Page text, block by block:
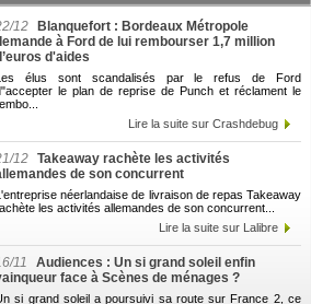
12
Blanquefort : Bordeaux Métropole
à Ford de lui rembourser 1,7 million
d'aides
élus sont scandalisés par le refus de Ford
le plan de reprise de Punch et réclament le
Lire la suite sur Crashdebug
12 Takeaway rachète les activités
de son concurrent
néerlandaise de livraison de repas Takeaway
les activités allemandes de son concurrent...
Lire la suite sur Lalibre
11
Audiences : Un si grand soleil enfin
face à Scènes de ménages ?
si grand soleil a poursuivi sa route sur France 2, ce